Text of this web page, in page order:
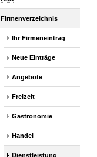
Firmenverzeichnis
Ihr Firmeneintrag
Neue Einträge
Angebote
Freizeit
Gastronomie
Handel
Dienstleistung